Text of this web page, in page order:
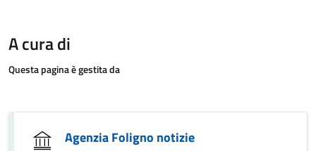
A cura di
Questa pagina è gestita da
Agenzia Foligno notizie